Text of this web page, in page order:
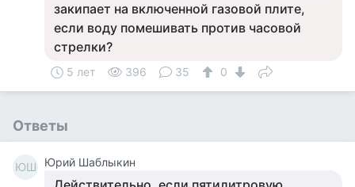
закипает на включенной газовой плите,
если воду помешивать против часовой
стрелки?
5 лет 396 35 0
Ответы
ЮШ Юрий Шаблыкин